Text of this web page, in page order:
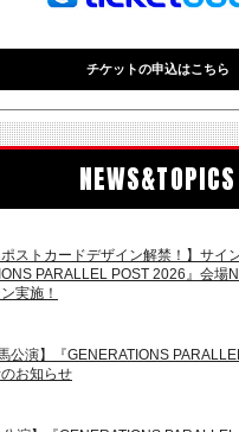
チケットの申込は終了しまし
チケットの申込はこちら
NEWS&TOPICS
ポストカードデザイン解禁！】サイ
PARALLEL POST 2026』会場
実施！
公演】『GENERATIONS
お知らせ